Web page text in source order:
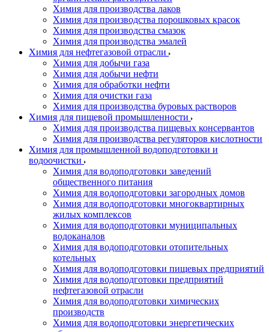
Химия для производства лаков
Химия для производства порошковых красок
Химия для производства смазок
Химия для производства эмалей
Химия для нефтегазовой отрасли
Химия для добычи газа
Химия для добычи нефти
Химия для обработки нефти
Химия для очистки газа
Химия для производства буровых растворов
Химия для пищевой промышленности
Химия для производства пищевых консервантов
Химия для производства регуляторов кислотности
Химия для промышленной водоподготовки и
водоочистки
Химия для водоподготовки заведений
общественного питания
Химия для водоподготовки загородных домов
Химия для водоподготовки многоквартирных
жилых комплексов
Химия для водоподготовки муниципальных
водоканалов
Химия для водоподготовки отопительных
котельных
Химия для водоподготовки пищевых предприятий
Химия для водоподготовки предприятий
нефтегазовой отрасли
Химия для водоподготовки химических
производств
Химия для водоподготовки энергетических